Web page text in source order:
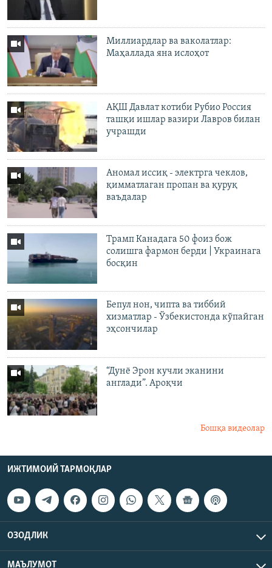
Миллиардлар ва ваколатлар:
Маҳаллада яна ислоҳот
АҚШ Давлат котиби Рубио Россия
ташқи ишлар вазири Лавров билан
учрашди
Аномал иссиқ - электрга чеклов,
қимматлаган пропан ва қуруқ
ваъдалар
Трамп Канадага 50 фоиз бож
солишга фармон берди | Украинага
босқин
Бепул нон, чипта ва тиббий
хизматлар - Ўзбекистонда кўпайган
эҳсончилар
“Дунё Эрон кучли эканини
англади”. Ароқчи
Бошқа видеолар
ИЖТИМОИЙ ТАРМОҚЛАР
ОЗОДЛИК
МАЪЛУМОТ